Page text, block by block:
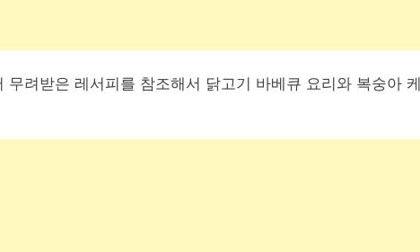
려받은 레서피를 참조해서 닭고기 바베큐 요리와 복숭아 케